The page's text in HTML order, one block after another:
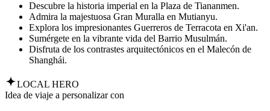
Descubre la historia imperial en la Plaza de Tiananmen.
Admira la majestuosa Gran Muralla en Mutianyu.
Explora los impresionantes Guerreros de Terracota en Xi'an.
Sumérgete en la vibrante vida del Barrio Musulmán.
Disfruta de los contrastes arquitectónicos en el Malecón de
Shanghái.
LOCAL HERO
Idea de viaje a personalizar con